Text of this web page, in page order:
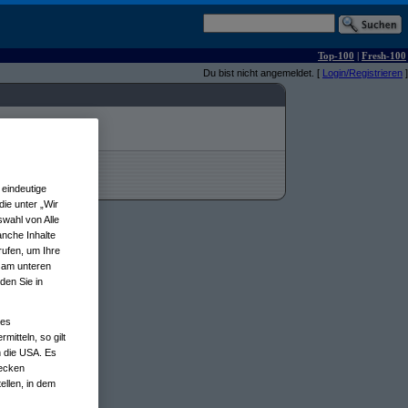
Top-100 | Fresh-100
Du bist nicht angemeldet. [ Login/Registrieren ]
unter „Wir
von Alle
Inhalte
um Ihre
unteren
Sie in
so gilt
die USA. Es
in dem